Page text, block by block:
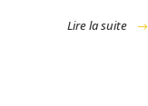
Lire la suite